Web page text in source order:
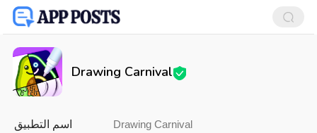
Drawing Carnival
اسم التطبيق Drawing Carnival